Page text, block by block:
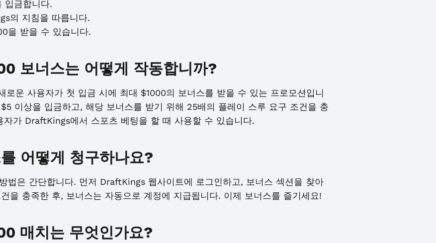
입금합니다.
의 지침을 따릅니다.
을 받을 수 있습니다.
보너스는 어떻게 작동합니까?
운 사용자가 첫 입금 시에 최대 $1000의 보너스를 받을 수 있는 프로모션입니
이상을 입금하고, 해당 보너스를 받기 위해 25배의 플레이 스루 요구 조건을 충
자가 DraftKings에서 스포츠 베팅을 할 때 사용할 수 있습니다.
어떻게 청구하나요?
법은 간단합니다. 먼저 DraftKings 웹사이트에 로그인하고, 보너스 섹션을 찾아
을 충족한 후, 보너스는 자동으로 계정에 지급됩니다. 이제 보너스를 즐기세요!
매치는 무엇인가요?